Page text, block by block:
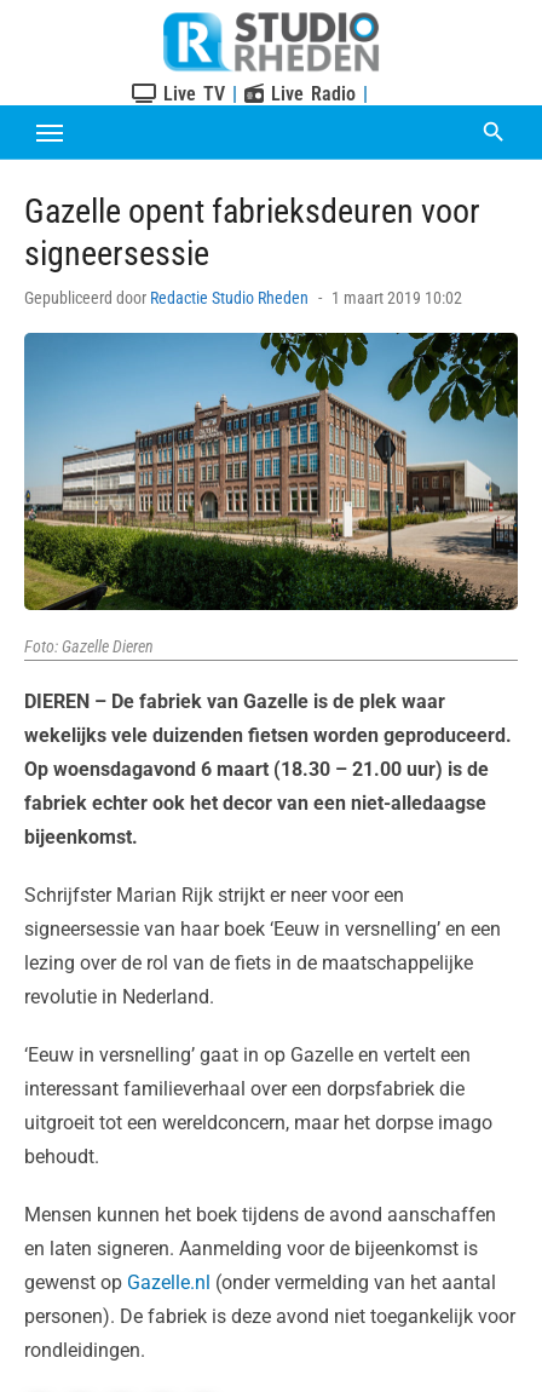
Live TV | Live Radio |
Gazelle opent fabrieksdeuren voor
signeersessie
Gepubliceerd door Redactie Studio Rheden
Posted
1 maart 2019 10:02
Foto: Gazelle Dieren
DIEREN – De fabriek van Gazelle is de plek waar
wekelijks vele duizenden fietsen worden geproduceerd.
Op woensdagavond 6 maart (18.30 – 21.00 uur) is de
fabriek echter ook het decor van een niet-alledaagse
bijeenkomst.
Schrijfster Marian Rijk strijkt er neer voor een
signeersessie van haar boek ‘Eeuw in versnelling’ en een
lezing over de rol van de fiets in de maatschappelijke
revolutie in Nederland.
‘Eeuw in versnelling’ gaat in op Gazelle en vertelt een
interessant familieverhaal over een dorpsfabriek die
uitgroeit tot een wereldconcern, maar het dorpse imago
behoudt.
Mensen kunnen het boek tijdens de avond aanschaffen
en laten signeren. Aanmelding voor de bijeenkomst is
gewenst op Gazelle.nl (onder vermelding van het aantal
personen). De fabriek is deze avond niet toegankelijk voor
rondleidingen.